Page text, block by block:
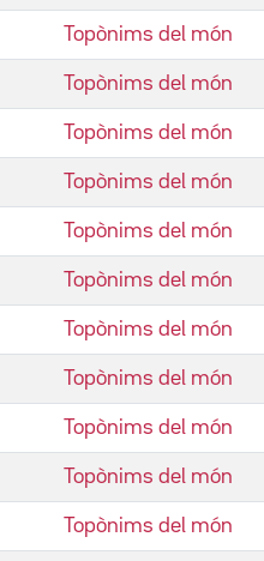
Topònims del món
Topònims del món
Topònims del món
Topònims del món
Topònims del món
Topònims del món
Topònims del món
Topònims del món
Topònims del món
Topònims del món
Topònims del món